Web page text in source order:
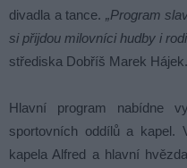
divadla a tance. „Program
si přijdou milovníci hudby i
střediska Dobříš Marek Hájek.
Hlavní program nabídne
sportovních oddílů a kapel.
kapela Alfred a hlavní